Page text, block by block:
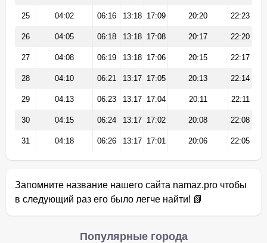
25 04:02 06:16 13:18 17:09 20:20 22:23
26 04:05 06:18 13:18 17:08 20:17 22:20
27 04:08 06:19 13:18 17:06 20:15 22:17
28 04:10 06:21 13:17 17:05 20:13 22:14
29 04:13 06:23 13:17 17:04 20:11 22:11
30 04:15 06:24 13:17 17:02 20:08 22:08
31 04:18 06:26 13:17 17:01 20:06 22:05
Запомните название нашего сайта namaz.pro чтобы
в следующий раз его было легче найти! 📗
Популярные города